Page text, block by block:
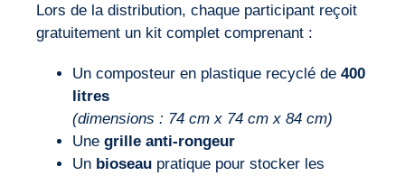
Lors de la distribution, chaque participant reçoit
gratuitement un kit complet comprenant :
Un composteur en plastique recyclé de 400
litres
(dimensions : 74 cm x 74 cm x 84 cm)
Une grille anti-rongeur
Un bioseau pratique pour stocker les